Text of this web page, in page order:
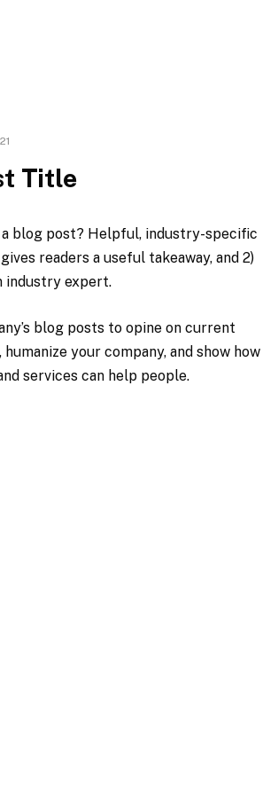
Title
blog post? Helpful, industry-specific
readers a useful takeaway, and 2)
industry expert.
blog posts to opine on current
your company, and show how
services can help people.